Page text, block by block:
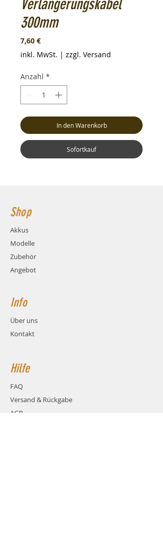
Verlängerungskabel
300mm
7,60 €Preis
inkl. MwSt. | zzgl. Versand
Anzahl *
In den Warenkorb
Sofortkauf
Shop
Akkus
Modelle
Zubehör
Angebot
Info
Über uns
Kontakt
Hilfe
FAQ
Versand & Rückgabe
AGB